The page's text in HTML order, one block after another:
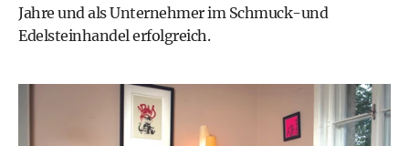
Jahre und als Unternehmer im Schmuck-und
Edelsteinhandel erfolgreich.